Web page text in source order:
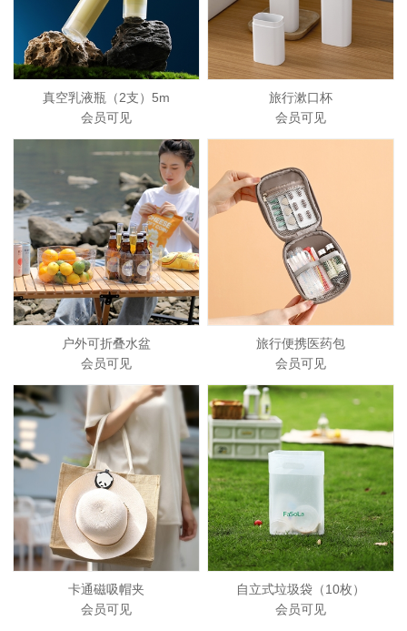
真空乳液瓶（2支）5m
会员可见
旅行漱口杯
会员可见
户外可折叠水盆
会员可见
旅行便携医药包
会员可见
卡通磁吸帽夹
会员可见
自立式垃圾袋（10枚）
会员可见